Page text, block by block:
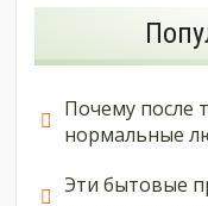
Почему после
нормальные
Эти бытовые